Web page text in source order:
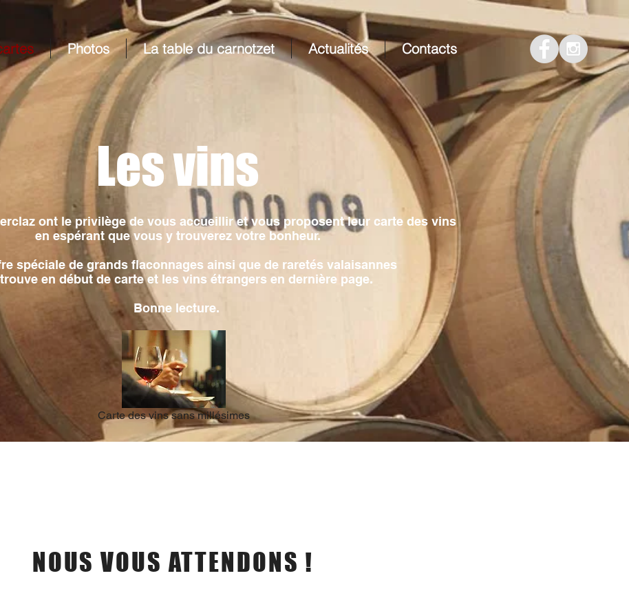
Photos La table du carnotzet Actualités Contacts
Les vins
ont le privilège de vous accueillir et vous proposent leur carte des vins
en espérant que vous y trouverez votre bonheur.
spéciale de grands flaconnages ainsi que de raretés valaisannes
en début de carte et les vins étrangers en dernière page.
Bonne lecture.
Carte des vins sans millésimes
NOUS VOUS ATTENDONS !